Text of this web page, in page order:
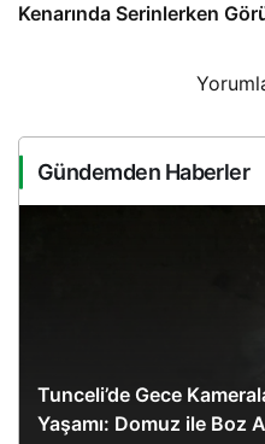
Kenarında Serinlerken
Gündemden Haberler
Tunceli’de Gece
Yaşamı: Domuz ile Boz